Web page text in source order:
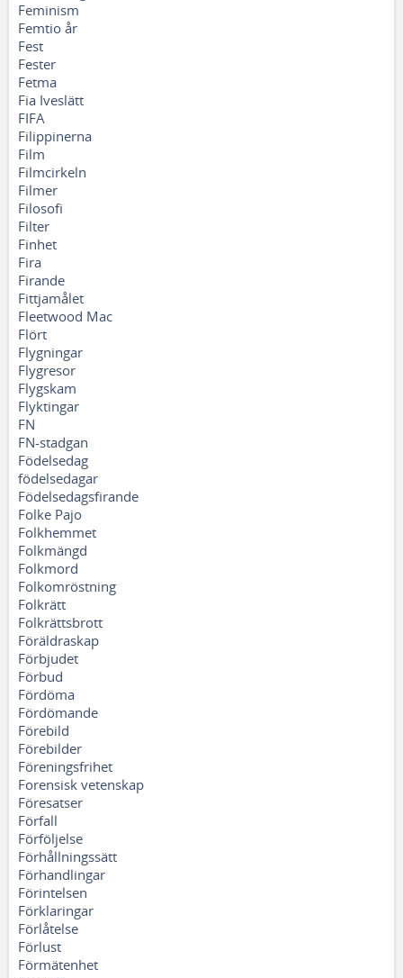
Feminism
Femtio år
Fest
Fester
Fetma
Fia Iveslätt
FIFA
Filippinerna
Film
Filmcirkeln
Filmer
Filosofi
Filter
Finhet
Fira
Firande
Fittjamålet
Fleetwood Mac
Flört
Flygningar
Flygresor
Flygskam
Flyktingar
FN
FN-stadgan
Födelsedag
födelsedagar
Födelsedagsfirande
Folke Pajo
Folkhemmet
Folkmängd
Folkmord
Folkomröstning
Folkrätt
Folkrättsbrott
Föräldraskap
Förbjudet
Förbud
Fördöma
Fördömande
Förebild
Förebilder
Föreningsfrihet
Forensisk vetenskap
Föresatser
Förfall
Förföljelse
Förhållningssätt
Förhandlingar
Förintelsen
Förklaringar
Förlåtelse
Förlust
Förmätenhet